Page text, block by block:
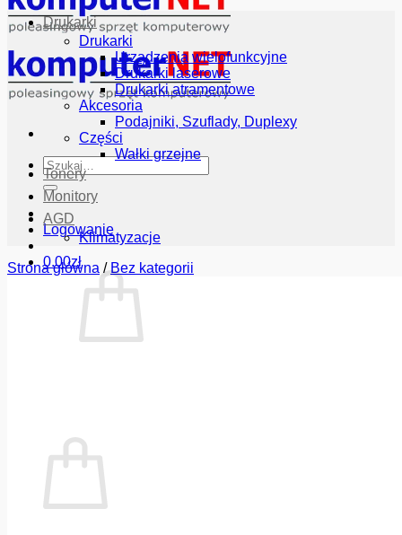
Szukaj:
Logowanie
0.00zł
Drukarki
Drukarki
Urządzenia wielofunkcyjne
Drukarki laserowe
Drukarki atramentowe
Akcesoria
Podajniki, Szuflady, Duplexy
Części
Wałki grzejne
Tonery
Monitory
AGD
Klimatyzacje
Strona główna / Bez kategorii